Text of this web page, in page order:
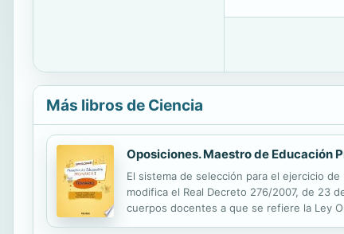
Más libros de Ciencia
Oposiciones. Maestro de Educación
El sistema de selección para el ejercicio
modifica el Real Decreto 276/2007, de 23
cuerpos docentes a que se refiere la Ley